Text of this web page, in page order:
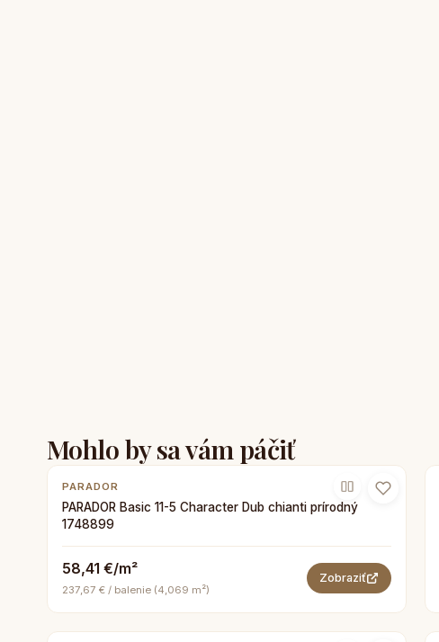
Mohlo by sa vám páčiť
PARADOR
PARADOR Basic 11-5 Character Dub chianti prírodný
1748899
58,41 €/m²
237,67 € / balenie (4,069 m²)
Zobraziť